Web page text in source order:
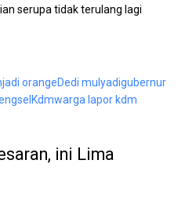
serupa tidak terulang lagi
orangeDedi mulyadigubernur
Kdmwarga lapor kdm
ini Lima